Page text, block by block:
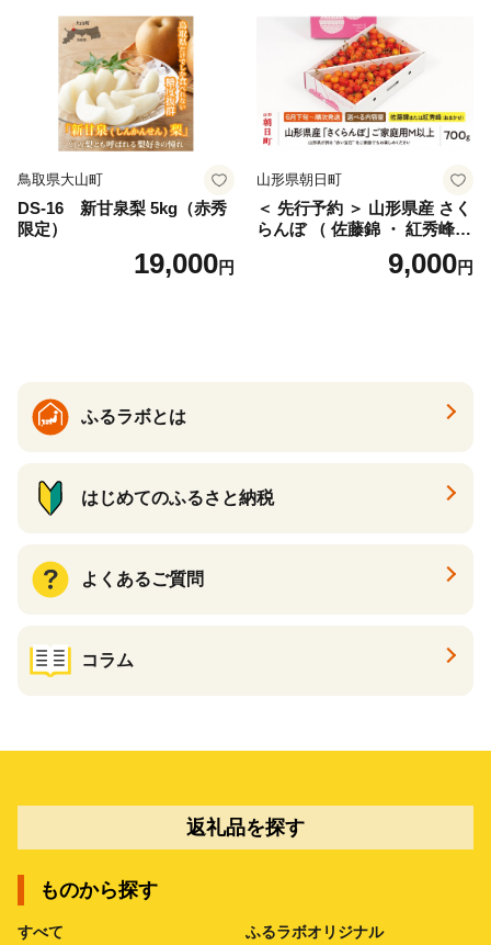
産 農家直送 期間限定 特産品
サイズミックス くらもとフ
ァーム 愛南町 愛媛県
鳥取県大山町
DS-16 新甘泉梨 5kg（赤秀
限定）
19,000円
山形県朝日町
＜ 先行予約 ＞ 山形県産 さく
らんぼ （ 佐藤錦 ・ 紅秀峰
） ご家庭用 M以上 700g 【20
26年6月下旬から7月上旬発
9,000円
ふるラボとは
はじめてのふるさと納税
よくあるご質問
コラム
返礼品を探す
ものから探す
すべて ふるラボオリジナル